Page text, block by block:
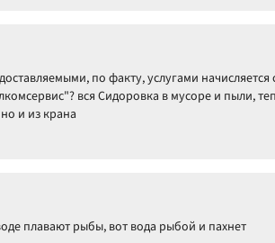
по факту, услугами начисляется
вся Сидоровка в мусоре и пыли,
и из крана
плавают рыбы, вот вода рыбой и пахнет